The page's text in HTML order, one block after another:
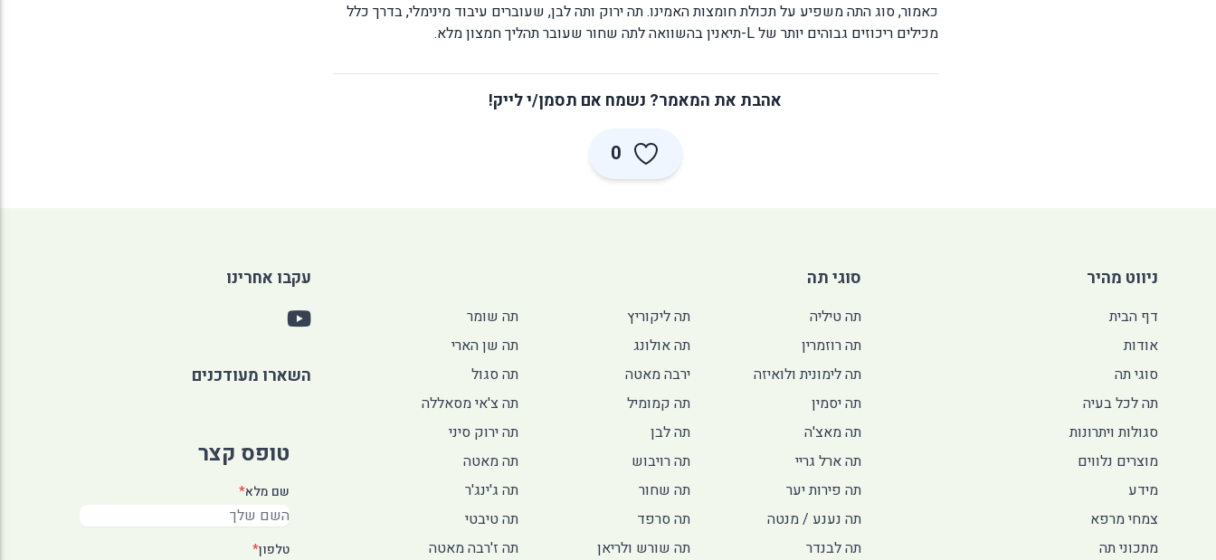
כאמור, סוג התה משפיע על תכולת חומצות האמינו. תה ירוק ותה לבן, שעוברים עיבוד מינימלי, בדרך כלל
מכילים ריכוזים גבוהים יותר של L-תיאנין בהשוואה לתה שחור שעובר תהליך חמצון מלא.
אהבת את המאמר? נשמח אם תסמן/י לייק!
0
ניווט מהיר
דף הבית
אודות
סוגי תה
תה לכל בעיה
סגולות ויתרונות
מוצרים נלווים
מידע
צמחי מרפא
מתכוני תה
סוגי תה
תה טיליה תה ליקוריץ
תה שומר
תה רוזמרין
תה אולונג
תה שן הארי
תה לימונית ולואיזה
ירבה מאטה
תה סגול
תה יסמין
תה קמומיל
תה צ'אי מסאללה
תה מאצ'ה
תה לבן
תה ירוק סיני
תה ארל גריי
תה רויבוש
תה מאטה
תה פירות יער
תה שחור
תה ג'ינג'ר
תה נענע / מנטה
תה סרפד
תה טיבטי
תה לבנדר
תה שורש ולריאן תה ז'רבה מאטה
עקבו אחרינו
השארו מעודכנים
טופס קצר
שם מלא*
טלפון*